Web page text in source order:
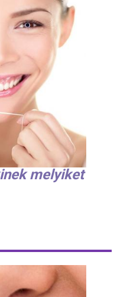
melyiket